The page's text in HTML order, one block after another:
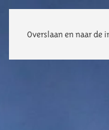
Overslaan en naar de